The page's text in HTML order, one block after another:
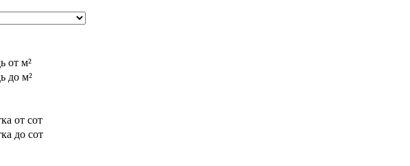
от м²
до м²
от сот
до сот